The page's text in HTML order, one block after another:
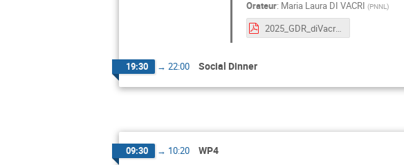
Orateur: Maria Laura DI VACRI (PNNL)
2025_GDR_diVacri.pdf
19:30 → 22:00 Social Dinner
09:30 → 10:20 WP4